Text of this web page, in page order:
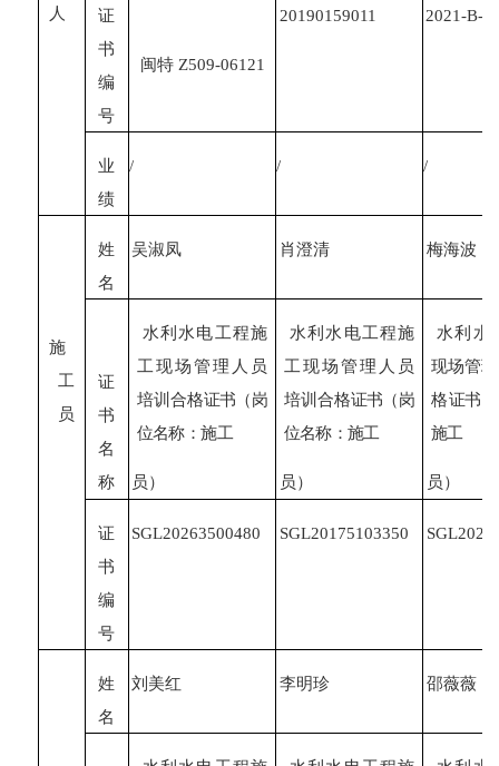
人
证
书
编
号
闽特 Z509-06121
20190159011 2021-B-
业
绩
/ / /
施
工
员
姓
名
吴淑凤 肖澄清 梅海波
证
书
名
称
水利水电工程施
工现场管理人员
培训合格证书（岗
位名称：施工
员）
水利水电工程施
工现场管理人员
培训合格证书（岗
位名称：施工
员）
水利水
现场管
格证书
施工
员）
证
书
编
号
SGL20263500480 SGL20175103350 SGL
姓
名
刘美红 李明珍 邵薇薇